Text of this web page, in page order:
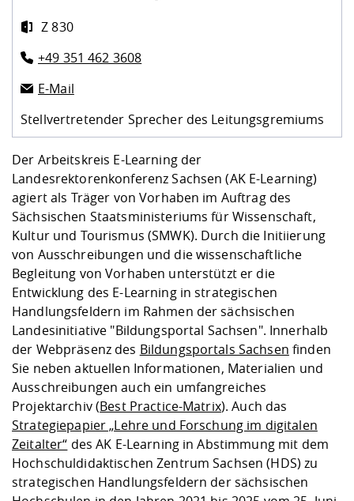
Der Arbeitskreis E-Learning der
Landesrektorenkonferenz Sachsen (AK E-Learning)
agiert als Träger von Vorhaben im Auftrag des
Sächsischen Staatsministeriums für Wissenschaft,
Kultur und Tourismus (SMWK). Durch die Initiierung
von Ausschreibungen und die wissenschaftliche
Begleitung von Vorhaben unterstützt er die
Entwicklung des E-Learning in strategischen
Handlungsfeldern im Rahmen der sächsischen
Landesinitiative "Bildungsportal Sachsen". Innerhalb
der Webpräsenz des Bildungsportals Sachsen finden
Sie neben aktuellen Informationen, Materialien und
Ausschreibungen auch ein umfangreiches
Projektarchiv (Best Practice-Matrix). Auch das
Strategiepapier „Lehre und Forschung im digitalen
Zeitalter“ des AK E-Learning in Abstimmung mit dem
Hochschuldidaktischen Zentrum Sachsen (HDS) zu
strategischen Handlungsfeldern der sächsischen
Z 830
+49 351 462 3608
E-Mail
Stellvertretender Sprecher des Leitungsgremiums